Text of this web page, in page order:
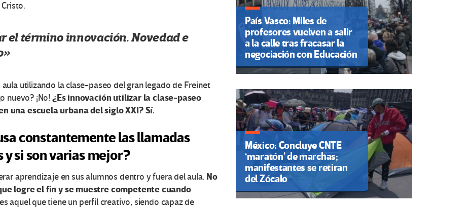
el término innovación. Novedad e
utilizando la clase-paseo del gran legado de Freinet
nuevo? ¡No!¿Es innovación utilizar la clase-paseo
una escuela urbana del siglo XXI? Sí.
constantemente las llamadas
si son varias mejor?
aprendizaje en sus alumnos dentro y fuera del aula. No
logre el fin y se muestre competente cuando
aquel que tiene un perfil creativo, siendo capaz de
País Vasco: Miles de
profesores vuelven a salir
a la calle tras fracasar la
negociación con Educación
México: Concluye CNTE
‘maratón’ de marchas;
manifestantes se retiran
del Zócalo